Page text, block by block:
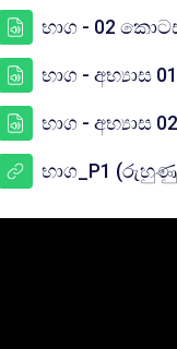
භාග - 02
භාග - අභ්‍යාස
භාග - අභ්‍යාස
භාග_P1